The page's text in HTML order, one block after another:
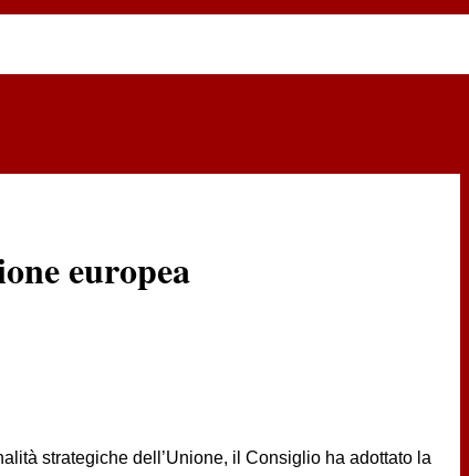
europea
strategiche dell’Unione, il Consiglio ha adottato la